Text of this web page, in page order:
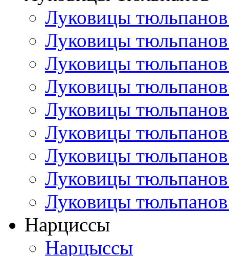
Луковицы
Луковицы
Луковицы
Луковицы
Луковицы
Луковицы
Луковицы
Луковицы
Луковицы
Нарциссы
Нарцыссы